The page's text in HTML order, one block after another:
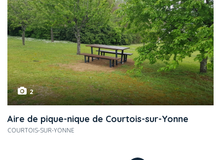
2
Aire de pique-nique de Courtois-sur-Yonne
COURTOIS-SUR-YONNE